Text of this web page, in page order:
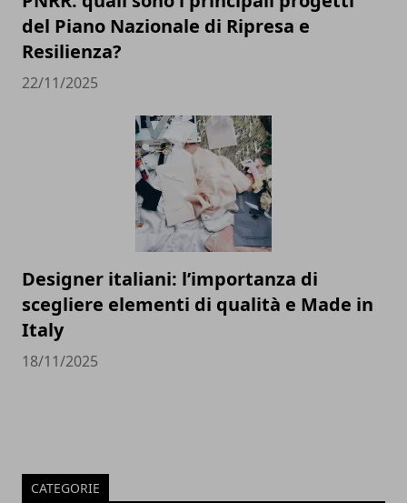
del Piano Nazionale di Ripresa e
Resilienza?
22/11/2025
Designer italiani: l’importanza di
scegliere elementi di qualità e Made in
Italy
18/11/2025
CATEGORIE